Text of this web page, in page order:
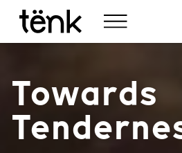
Towards